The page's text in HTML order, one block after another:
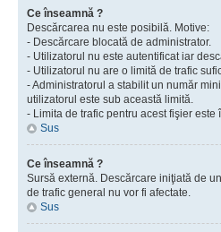
Ce înseamnă ?
Descărcarea nu este posibilă. Motive:
- Descărcare blocată de administrator.
- Utilizatorul nu este autentificat iar
- Utilizatorul nu are o limită de trafic
- Administratorul a stabilit un număr
utilizatorul este sub această limită.
- Limita de trafic pentru acest fişier este
Sus
Ce înseamnă ?
Sursă externă. Descărcare iniţiată de
de trafic general nu vor fi afectate.
Sus